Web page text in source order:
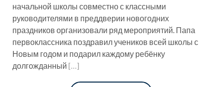
начальной школы совместно с классными
руководителями в преддверии новогодних
праздников организовали ряд мероприятий. Папа
первоклассника поздравил учеников всей школы с
Новым годом и подарил каждому ребёнку
долгожданный […]